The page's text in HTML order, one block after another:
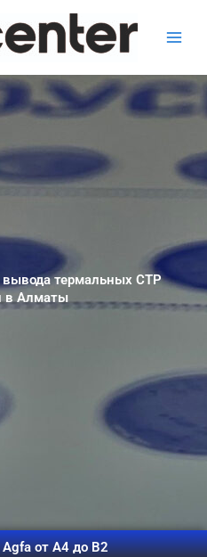
вывода термальных СТР
в Алматы
от А4 до B2